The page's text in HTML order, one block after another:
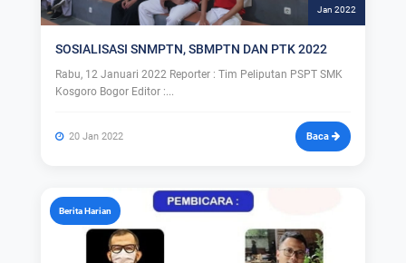
Jan 2022
SOSIALISASI SNMPTN, SBMPTN DAN PTK 2022
Rabu, 12 Januari 2022 Reporter : Tim Peliputan PSPT SMK
Kosgoro Bogor Editor :...
20 Jan 2022 Baca
Berita Harian